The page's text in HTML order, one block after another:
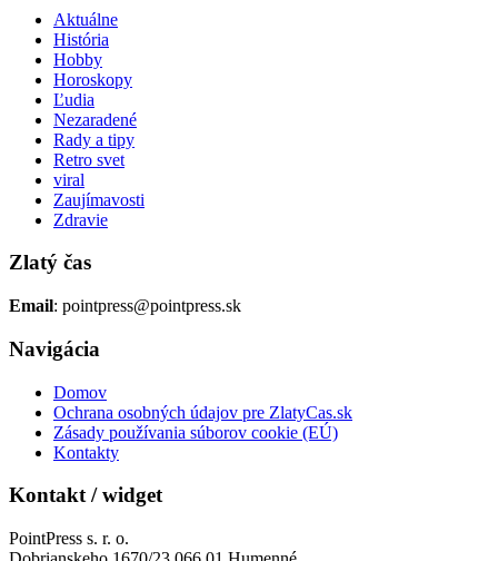
Aktuálne
História
Hobby
Horoskopy
Ľudia
Nezaradené
Rady a tipy
Retro svet
viral
Zaujímavosti
Zdravie
Zlatý čas
Email: pointpress@pointpress.sk
Navigácia
Domov
Ochrana osobných údajov pre ZlatyCas.sk
Zásady používania súborov cookie (EÚ)
Kontakty
Kontakt / widget
PointPress s. r. o.